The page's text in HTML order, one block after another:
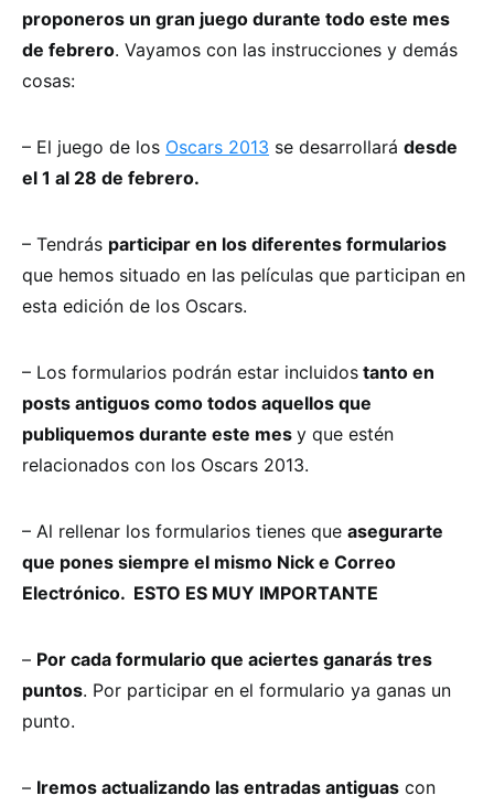
proponeros un gran juego durante todo este mes
de febrero. Vayamos con las instrucciones y demás
cosas:
– El juego de los Oscars 2013 se desarrollará desde
el 1 al 28 de febrero.
– Tendrás participar en los diferentes formularios
que hemos situado en las películas que participan en
esta edición de los Oscars.
– Los formularios podrán estar incluidos tanto en
posts antiguos como todos aquellos que
publiquemos durante este mes y que estén
relacionados con los Oscars 2013.
– Al rellenar los formularios tienes que asegurarte
que pones siempre el mismo Nick e Correo
Electrónico. ESTO ES MUY IMPORTANTE
– Por cada formulario que aciertes ganarás tres
puntos. Por participar en el formulario ya ganas un
punto.
– Iremos actualizando las entradas antiguas con